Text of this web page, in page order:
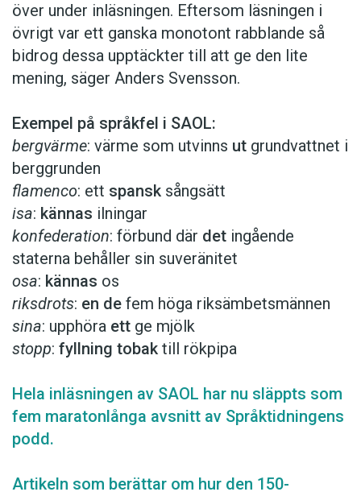
över under inläsningen. Eftersom läsningen i
övrigt var ett ganska monotont rabblande så
bidrog dessa upptäckter till att ge den lite
mening, säger Anders Svensson.
Exempel på språkfel i SAOL:
bergvärme: värme som ut­vinns ut grund­vattnet i
berg­grunden
flamenco: ett spansk sångsätt
isa: kännas ilningar
konfederation: förbund där det ingående
staterna behåller sin suveränitet
osa: kännas os
riksdrots: en de fem höga riksämbetsmännen
sina: upphöra ett ge mjölk
stopp: fyllning tobak till rökpipa
Hela inläsningen av SAOL har nu släppts som
fem maratonlånga avsnitt av Språktidningens
podd.
Artikeln som berättar om hur den 150-